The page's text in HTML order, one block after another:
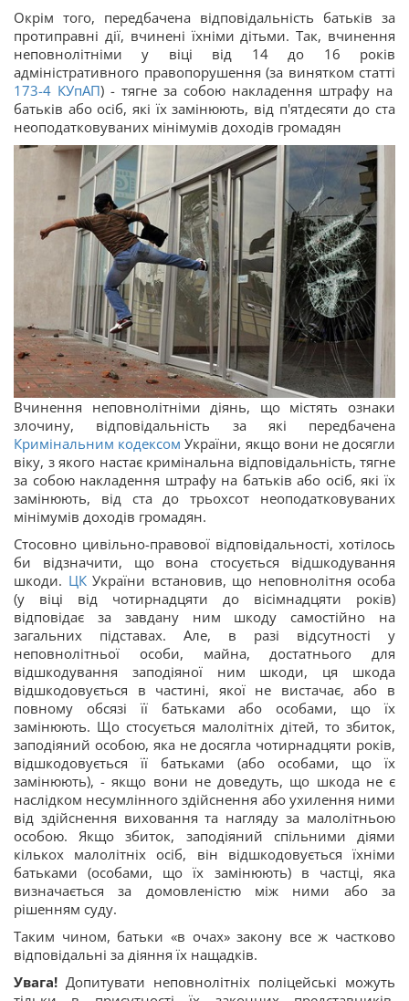
Окрім того, передбачена відповідальність батьків за
протиправні дії, вчинені їхніми дітьми. Так, вчинення
неповнолітніми у віці від 14 до 16 років
адміністративного правопорушення (за винятком статті
173-4 КУпАП) - тягне за собою накладення штрафу на
батьків або осіб, які їх замінюють, від п'ятдесяти до ста
неоподатковуваних мінімумів доходів громадян
Вчинення неповнолітніми діянь, що містять ознаки
злочину, відповідальність за які передбачена
Кримінальним кодексом України, якщо вони не досягли
віку, з якого настає кримінальна відповідальність, тягне
за собою накладення штрафу на батьків або осіб, які їх
замінюють, від ста до трьохсот неоподатковуваних
мінімумів доходів громадян.
Стосовно цивільно-правової відповідальності, хотілось
би відзначити, що вона стосується відшкодування
шкоди. ЦКУкраїни встановив, що неповнолітня особа
(у віці від чотирнадцяти до вісімнадцяти років)
відповідає за завдану ним шкоду самостійно на
загальних підставах. Але, в разі відсутності у
неповнолітньої особи, майна, достатнього для
відшкодування заподіяної ним шкоди, ця шкода
відшкодовується в частині, якої не вистачає, або в
повному обсязі її батьками або особами, що їх
замінюють. Що стосується малолітніх дітей, то збиток,
заподіяний особою, яка не досягла чотирнадцяти років,
відшкодовується її батьками (або особами, що їх
замінюють), - якщо вони не доведуть, що шкода не є
наслідком несумлінного здійснення або ухилення ними
від здійснення виховання та нагляду за малолітньою
особою. Якщо збиток, заподіяний спільними діями
кількох малолітніх осіб, він відшкодовується їхніми
батьками (особами, що їх замінюють) в частці, яка
визначається за домовленістю між ними або за
рішенням суду.
Таким чином, батьки «в очах» закону все ж частково
відповідальні за діяння їх нащадків.
Увага! Допитувати неповнолітніх поліцейські можуть